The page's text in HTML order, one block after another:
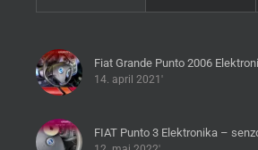
Fiat Grande Punto 2006
14. april 2021'
FIAT Punto 3 Elektronika –